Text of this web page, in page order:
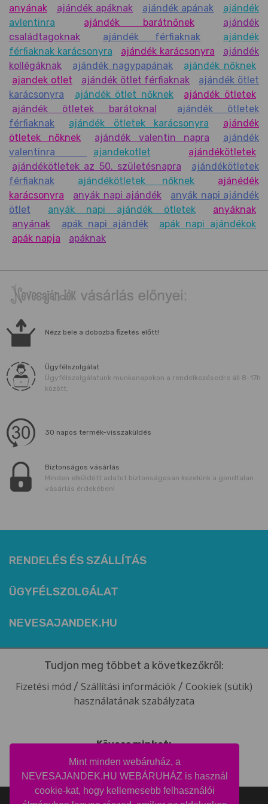
Mint minden webáruház, a
NEVESAJANDEK.HU WEBÁRUHÁZ is használ
cookie-kat, hogy kellemesebb felhasználói
anyának
ajándék apáknak ajándék apának
ajándék
avlentinra
ajándék barátnőnek
ajándék
családtagoknak
ajándék férfiaknak
ajándék
férfiaknak karácsonyra
ajándék karácsonyra
ajándék
kollégáknak
ajándék nagypapának
ajándék nőknek
ajandek otlet
ajándék ötlet férfiaknak
ajándék ötlet
karácsonyra
ajándék ötlet nőknek
ajándék ötletek
ajándék ötletek barátoknal
ajándék ötletek
férfiaknak
ajándék ötletek karácsonyra
ajándék
ötletek nőknek
ajándék valentin napra
ajándék
valentinra
ajandekotlet
ajándékötletek
ajándékötletek az 50. születésnapra
ajándékötletek
férfiaknak
ajándékötletek nőknek
ajánédék
karácsonyra
anyák napi ajándék
anyák napi ajándék
ötlet
anyák napi ajándék ötletek
anyáknak
anyának
apák napi ajándék
apák napi ajándékok
apák napja
apáknak
Nézz bele a dobozba fizetés előtt!
Ügyfélszolgálat
Ügyfélszolgálatunk munkanapokon a rendelkezésedre áll 8-17h
között.
30 napos termék-visszaküldés
Biztonságos vásárlás
Minden elküldött adatot biztonságosan kezelünk a gondtalan
vásárlás érdekében!
RENDELÉS ÉS SZÁLLÍTÁS
ÜGYFÉLSZOLGÁLAT
NEVESAJANDEK.HU
Tudjon meg többet a következőkről:
Fizetési mód / Szállítási információk / Cookiek (sütik)
használatának szabályzata
Kövess minket:
facebook
intagram
pinterest
youtube